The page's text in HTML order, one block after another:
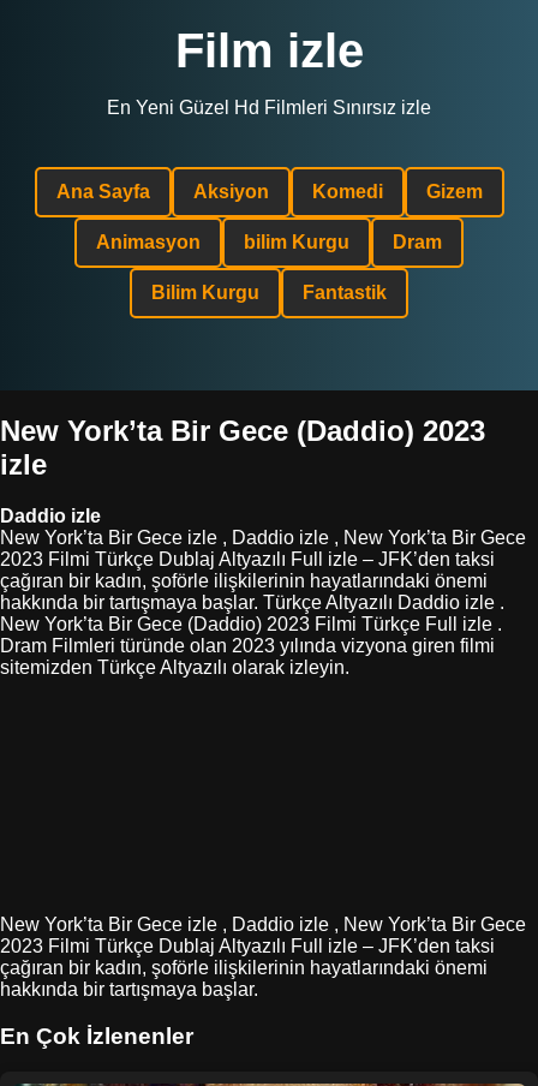
Film izle
En Yeni Güzel Hd Filmleri Sınırsız izle
Ana Sayfa Aksiyon Komedi Gizem
Animasyon bilim Kurgu Dram
Bilim Kurgu Fantastik
New York’ta Bir Gece (Daddio) 2023
izle
Daddio izle
New York’ta Bir Gece izle , Daddio izle , New York’ta Bir Gece
2023 Filmi Türkçe Dublaj Altyazılı Full izle – JFK’den taksi
çağıran bir kadın, şoförle ilişkilerinin hayatlarındaki önemi
hakkında bir tartışmaya başlar. Türkçe Altyazılı Daddio izle .
New York’ta Bir Gece (Daddio) 2023 Filmi Türkçe Full izle .
Dram Filmleri türünde olan 2023 yılında vizyona giren filmi
sitemizden Türkçe Altyazılı olarak izleyin.
New York’ta Bir Gece izle , Daddio izle , New York’ta Bir Gece
2023 Filmi Türkçe Dublaj Altyazılı Full izle – JFK’den taksi
çağıran bir kadın, şoförle ilişkilerinin hayatlarındaki önemi
hakkında bir tartışmaya başlar.
En Çok İzlenenler